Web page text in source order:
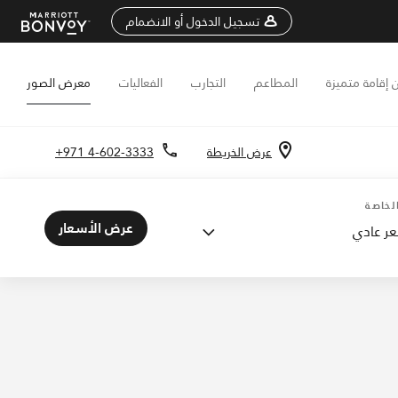
تسجيل الدخول أو الانضمام
إقامة متميزة المطاعم التجارب الفعاليات معرض الصور
عرض الخريطة +971 4-602-3333
عادي عرض الأسعار
الفعاليات والاجتماعات